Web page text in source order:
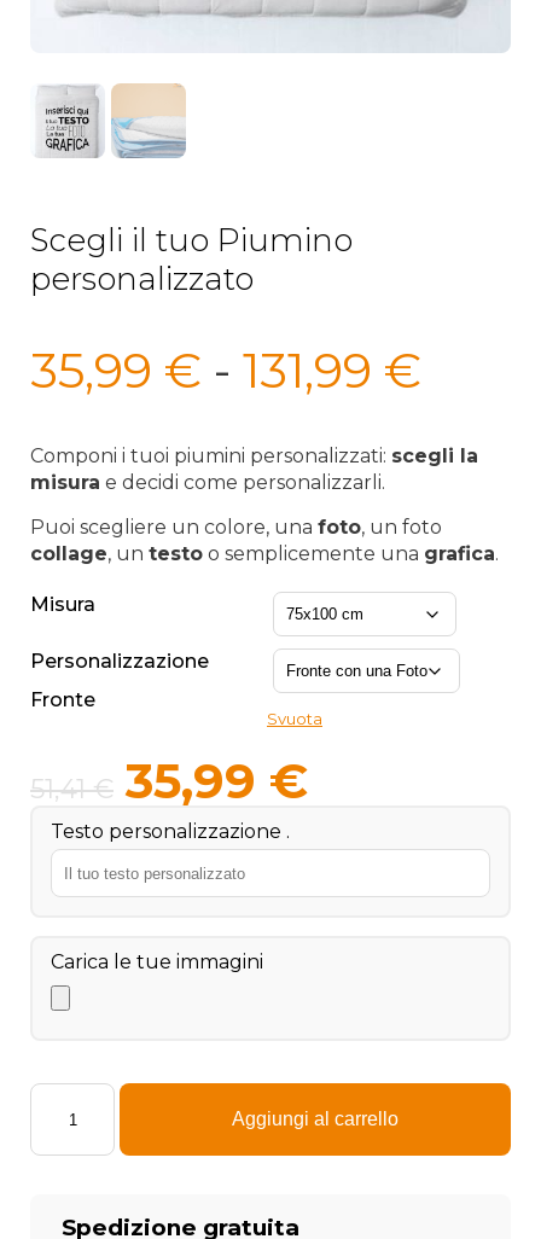
Scegli il tuo Piumino
personalizzato
35,99 € - 131,99 €
da
a
Componi i tuoi piumini personalizzati: scegli la
misura e decidi come personalizzarli.
Puoi scegliere un colore, una foto, un foto
collage, un testo o semplicemente una grafica.
Misura
Personalizzazione
Fronte
Svuota
51,41€ Il
prezzo
originale
51,41 €.
35,99 €Il
Testo personalizzazione .
Carica le tue immagini
Scegli
Piumino
Aggiungi al carrello
Spedizione gratuita